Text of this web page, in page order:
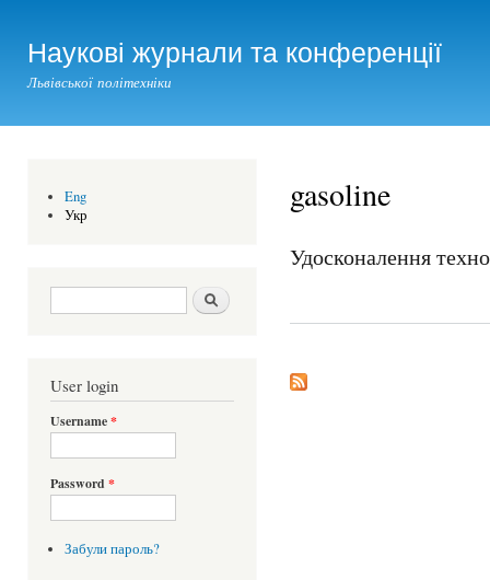
Наукові журнали та конференції
Львівської політехніки
Eng
Укр
Search form Шукати
User login
Username*
Password *
Забули пароль?
gasoline
Удосконалення